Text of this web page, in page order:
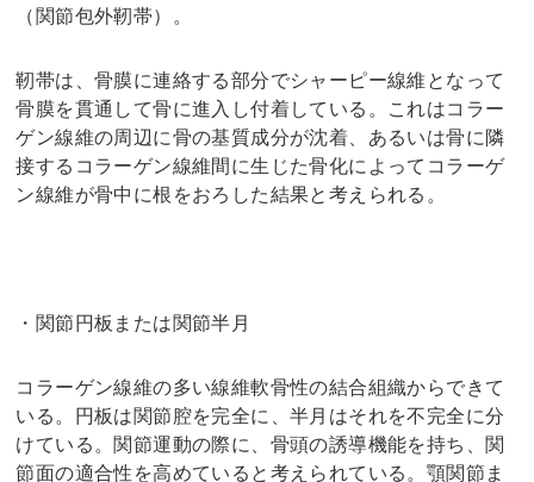
（関節包外靭帯）。
靭帯は、骨膜に連絡する部分でシャーピー線維となって
骨膜を貫通して骨に進入し付着している。これはコラー
ゲン線維の周辺に骨の基質成分が沈着、あるいは骨に隣
接するコラーゲン線維間に生じた骨化によってコラーゲ
ン線維が骨中に根をおろした結果と考えられる。
・関節円板または関節半月
コラーゲン線維の多い線維軟骨性の結合組織からできて
いる。円板は関節腔を完全に、半月はそれを不完全に分
けている。関節運動の際に、骨頭の誘導機能を持ち、関
節面の適合性を高めていると考えられている。顎関節ま